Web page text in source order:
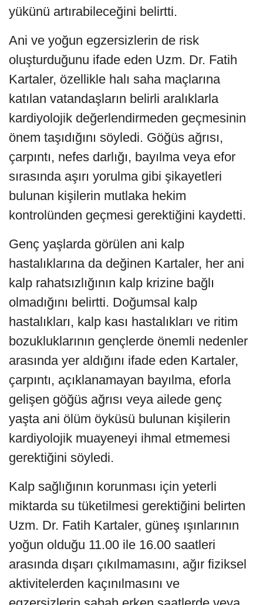
yükünü artırabileceğini belirtti.
Ani ve yoğun egzersizlerin de risk
oluşturduğunu ifade eden Uzm. Dr. Fatih
Kartaler, özellikle halı saha maçlarına
katılan vatandaşların belirli aralıklarla
kardiyolojik değerlendirmeden geçmesinin
önem taşıdığını söyledi. Göğüs ağrısı,
çarpıntı, nefes darlığı, bayılma veya efor
sırasında aşırı yorulma gibi şikayetleri
bulunan kişilerin mutlaka hekim
kontrolünden geçmesi gerektiğini kaydetti.
Genç yaşlarda görülen ani kalp
hastalıklarına da değinen Kartaler, her ani
kalp rahatsızlığının kalp krizine bağlı
olmadığını belirtti. Doğumsal kalp
hastalıkları, kalp kası hastalıkları ve ritim
bozukluklarının gençlerde önemli nedenler
arasında yer aldığını ifade eden Kartaler,
çarpıntı, açıklanamayan bayılma, eforla
gelişen göğüs ağrısı veya ailede genç
yaşta ani ölüm öyküsü bulunan kişilerin
kardiyolojik muayeneyi ihmal etmemesi
gerektiğini söyledi.
Kalp sağlığının korunması için yeterli
miktarda su tüketilmesi gerektiğini belirten
Uzm. Dr. Fatih Kartaler, güneş ışınlarının
yoğun olduğu 11.00 ile 16.00 saatleri
arasında dışarı çıkılmamasını, ağır fiziksel
aktivitelerden kaçınılmasını ve